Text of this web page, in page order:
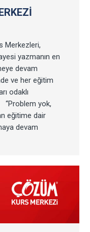
Merkezleri,
yazmanın en
devam
ve her eğitim
odaklı
“Problem yok,
eğitime dair
devam